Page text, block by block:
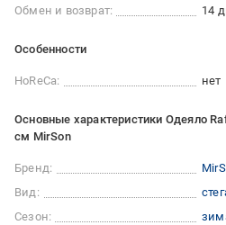
Обмен и возврат: 14
Особенности
HoReCa: нет
Основные характеристики Одеяло
см MirSon
Бренд:
Вид:
Сезон: